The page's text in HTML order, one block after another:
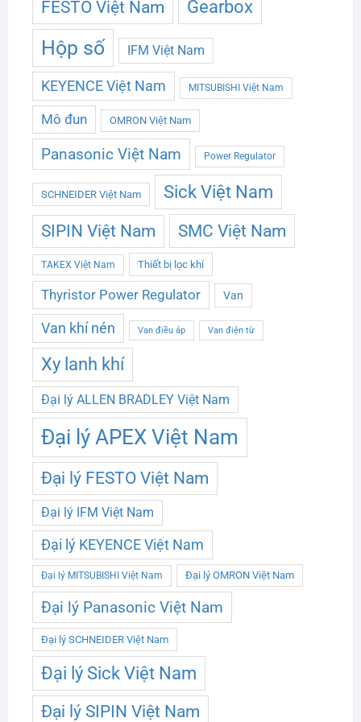
FESTO Việt Nam Gearbox
Hộp số IFM Việt Nam
KEYENCE Việt Nam MITSUBISHI Việt Nam
Mô đun OMRON Việt Nam
Panasonic Việt Nam Power Regulator
SCHNEIDER Việt Nam Sick Việt Nam
SIPIN Việt Nam SMC Việt Nam
TAKEX Việt Nam Thiết bị lọc khí
Thyristor Power Regulator Van
Van khí nén Van điều áp Van điện từ
Xy lanh khí
Đại lý ALLEN BRADLEY Việt Nam
Đại lý APEX Việt Nam
Đại lý FESTO Việt Nam
Đại lý IFM Việt Nam
Đại lý KEYENCE Việt Nam
Đại lý MITSUBISHI Việt Nam Đại lý OMRON Việt Nam
Đại lý Panasonic Việt Nam
Đại lý SCHNEIDER Việt Nam
Đại lý Sick Việt Nam
Đại lý SIPIN Việt Nam